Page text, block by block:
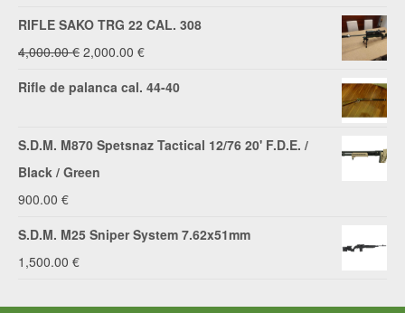
RIFLE SAKO TRG 22 CAL. 308
4,000.00€ El
precio
2,000.00 €El
Rifle de palanca cal. 44-40
S.D.M. M870 Spetsnaz Tactical 12/76 20' F.D.E. /
Black / Green
900.00 €
S.D.M. M25 Sniper System 7.62x51mm
1,500.00 €